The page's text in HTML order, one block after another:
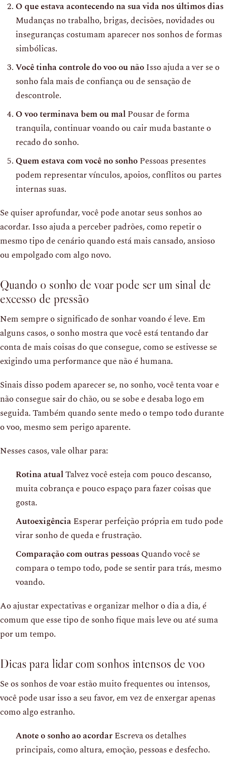
O que estava acontecendo na sua vida nos últimos dias
Mudanças no trabalho, brigas, decisões, novidades ou
inseguranças costumam aparecer nos sonhos de formas
simbólicas.
Você tinha controle do voo ou nãoIsso ajuda a ver se o
sonho fala mais de confiança ou de sensação de
descontrole.
O voo terminava bem ou malPousar de forma
tranquila, continuar voando ou cair muda bastante o
recado do sonho.
Quem estava com você no sonhoPessoas presentes
podem representar vínculos, apoios, conflitos ou partes
internas suas.
Se quiser aprofundar, você pode anotar seus sonhos ao
acordar. Isso ajuda a perceber padrões, como repetir o
mesmo tipo de cenário quando está mais cansado, ansioso
ou empolgado com algo novo.
Quando o sonho de voar pode ser um sinal de
excesso de pressão
Nem sempre o significado de sonhar voando é leve. Em
alguns casos, o sonho mostra que você está tentando dar
conta de mais coisas do que consegue, como se estivesse se
exigindo uma performance que não é humana.
Sinais disso podem aparecer se, no sonho, você tenta voar e
não consegue sair do chão, ou se sobe e desaba logo em
seguida. Também quando sente medo o tempo todo durante
o voo, mesmo sem perigo aparente.
Nesses casos, vale olhar para:
Rotina atualTalvez você esteja com pouco descanso,
muita cobrança e pouco espaço para fazer coisas que
gosta.
AutoexigênciaEsperar perfeição própria em tudo pode
virar sonho de queda e frustração.
Comparação com outras pessoasQuando você se
compara o tempo todo, pode se sentir para trás, mesmo
voando.
Ao ajustar expectativas e organizar melhor o dia a dia, é
comum que esse tipo de sonho fique mais leve ou até suma
por um tempo.
Dicas para lidar com sonhos intensos de voo
Se os sonhos de voar estão muito frequentes ou intensos,
você pode usar isso a seu favor, em vez de enxergar apenas
como algo estranho.
Anote o sonho ao acordarEscreva os detalhes
principais, como altura, emoção, pessoas e desfecho.